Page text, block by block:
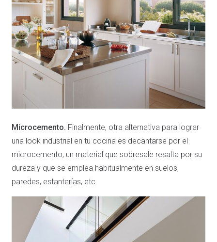
Microcemento. Finalmente, otra alternativa para lograr
una look industrial en tu cocina es decantarse por el
microcemento, un material que sobresale resalta por su
dureza y que se emplea habitualmente en suelos,
paredes, estanterías, etc.